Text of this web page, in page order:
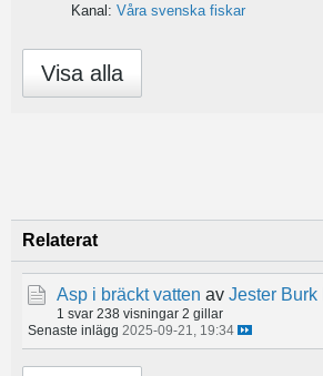
Kanal: Våra svenska fiskar
Visa alla
Relaterat
Asp i bräckt vatten av Jester Burk II
1 svar 238 visningar 2 gillar
Senaste inlägg 2025-09-21, 19:34